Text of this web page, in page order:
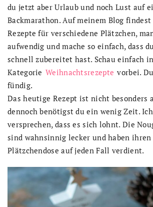
du jetzt aber Urlaub und noch Lust auf
Backmarathon. Auf meinem Blog
Rezepte für verschiedene Plätzchen,
aufwendig und mache so einfach, dass
schnell zubereitet hast. Schau einfach
Kategorie Weihnachtsrezepte vorbei.
fündig.
Das heutige Rezept ist nicht besonders
dennoch benötigst du ein wenig Zeit.
versprechen, dass es sich lohnt. Die
sind wahnsinnig lecker und haben
Plätzchendose auf jeden Fall verdient.